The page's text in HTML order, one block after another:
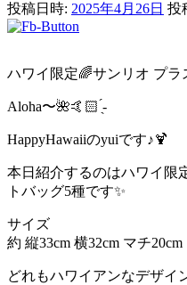
投稿日時: 2025年4月26日 投
ハワイ限定🌈サンリオ プ
Aloha〜🌺🤙🏻 ̖́-
HappyHawaiiのyuiです♪🍹
本日紹介するのはハワイ限
トバッグ5種です✨
サイズ
約 縦33cm 横32cm マチ20cm
どれもハワイアンなデザイ